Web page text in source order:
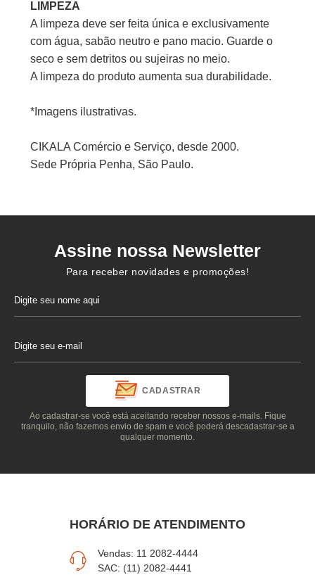
LIMPEZA
A limpeza deve ser feita única e exclusivamente
com água, sabão neutro e pano macio. Guarde o
seco e sem detritos ou sujeiras no meio.
A limpeza do produto aumenta sua durabilidade.
*Imagens ilustrativas.
CIKALA Comércio e Serviço, desde 2000.
Sede Própria Penha, São Paulo.
Assine nossa Newsletter
Para receber novidades e promoções!
CADASTRAR
Ao cadastrar-se você está aceitando receber nossos e-mails. Fique
tranquilo, não fazemos envio de spam e você poderá descadastrar-se a
qualquer momento.
HORÁRIO DE ATENDIMENTO
Vendas: 11 2082-4444
SAC: (11) 2082-4441